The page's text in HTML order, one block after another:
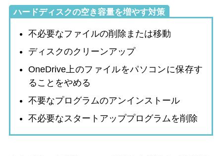
ハードディスクの空き容量を増やす対策
不必要なファイルの削除または移動
ディスクのクリーンアップ
OneDrive上のファイルをパソコンに保存す
ることをやめる
不要なプログラムのアンインストール
不必要なスタートアッププログラムを削除